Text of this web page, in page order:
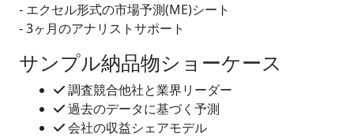
- エクセル形式の市場予測(ME)シート
- 3ヶ月のアナリストサポート
サンプル納品物ショーケース
調査競合他社と業界リーダー
過去のデータに基づく予測
会社の収益シェアモデル